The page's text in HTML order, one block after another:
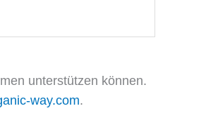
unterstützen können.
way.com.